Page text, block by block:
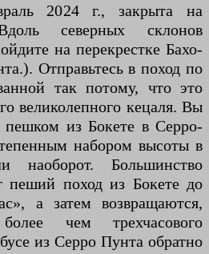
2024 г., закрыта на
северных склонов
на перекрестке Бахо-
Отправьтесь в поход по
так потому, что это
великолепного кецаля. Вы
пешком из Бокете в Серро-
набором высоты в
наоборот. Большинство
пеший поход из Бокете до
а затем возвращаются,
чем трехчасового
из Серро Пунта обратно